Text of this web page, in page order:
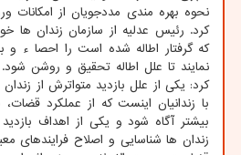
نحوه بهره مندی مددجویان از
کرد. رئیس عدلیه از سازمان زندان ها
که گرفتار اطاله شده است را احصا ء و
نمایند تا علل اطاله تحقیق و روشن
کرد: یکی از علل بازدید متواترش از
با زندانیان اینست که از عملکرد
بیشتر آگاه شود و یکی از اهداف
زندان ها شناسایی و اصلاح فرایندهای